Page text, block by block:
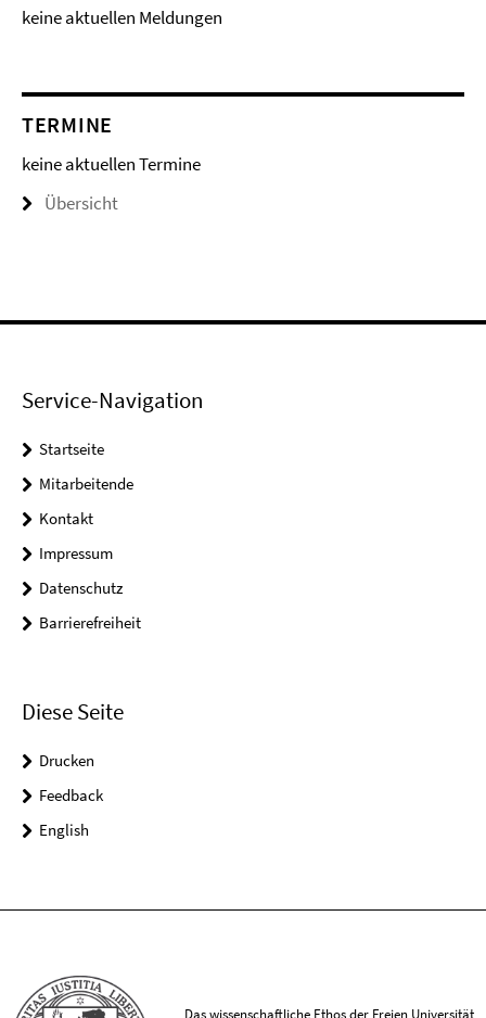
keine aktuellen Meldungen
TERMINE
keine aktuellen Termine
Übersicht
Service-Navigation
Startseite
Mitarbeitende
Kontakt
Impressum
Datenschutz
Barrierefreiheit
Diese Seite
Drucken
Feedback
English
Das wissenschaftliche Ethos der Freien Universität